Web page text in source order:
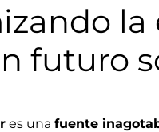
la
futuro
es una fuente